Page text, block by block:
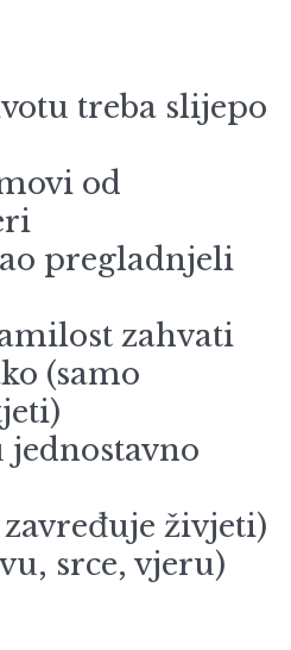
treba slijepo
od
pregladnjeli
zahvati
(samo
živjeti)
srce, vjeru)